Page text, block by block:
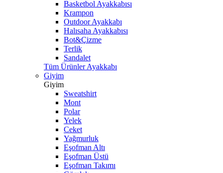
Basketbol Ayakkabısı
Krampon
Outdoor Ayakkabı
Halısaha Ayakkabısı
Bot&Çizme
Terlik
Sandalet
Tüm Ürünler Ayakkabı
Giyim
Giyim
Sweatshirt
Mont
Polar
Yelek
Ceket
Yağmurluk
Eşofman Altı
Eşofman Üstü
Eşofman Takımı